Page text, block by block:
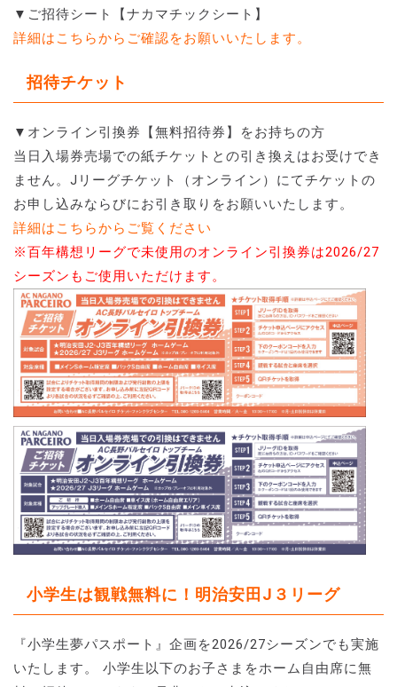
▼ご招待シート【ナカマチックシート】
詳細はこちらからご確認をお願いいたします。
招待チケット
▼オンライン引換券【無料招待券】をお持ちの方
当日入場券売場での紙チケットとの引き換えはお受けでき
ません。Jリーグチケット（オンライン）にてチケットの
お申し込みならびにお引き取りをお願いいたします。
詳細はこちらからご覧ください
※百年構想リーグで未使用のオンライン引換券は2026/27
シーズンもご使用いただけます。
小学生は観戦無料に！明治安田J３リーグ
『小学生夢パスポート』企画を2026/27シーズンでも実施
いたします。 小学生以下のお子さまをホーム自由席に無